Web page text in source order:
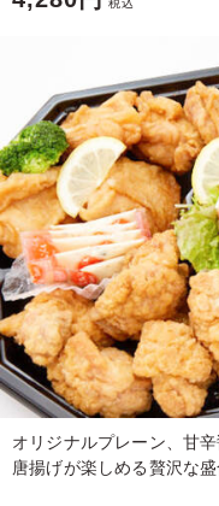
税込
オリジナルプレーン、甘
唐揚げが楽しめる贅沢な盛